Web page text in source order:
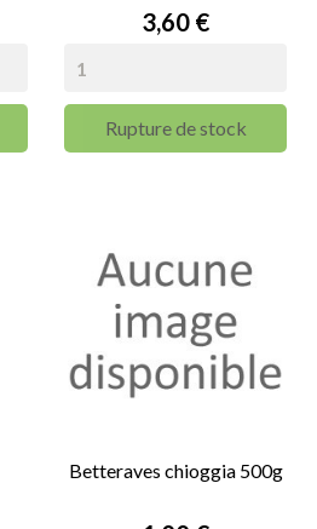
Prix
3,60 €
Rupture de stock
Betteraves chioggia 500g